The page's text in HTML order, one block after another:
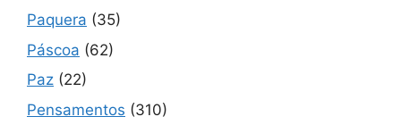
Paquera (35)
Páscoa (62)
Paz (22)
Pensamentos (310)